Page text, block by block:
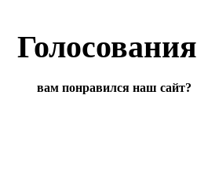
Голосования
вам понравился наш сайт?